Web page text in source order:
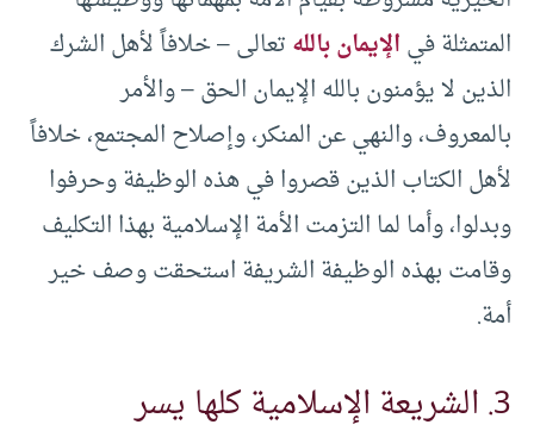
المتمثلة فيالإيمان باللهتعالى – خلافاً لأهل الشرك
الذين لا يؤمنون بالله الإيمان الحق – والأمر
بالمعروف، والنهي عن المنكر، وإصلاح المجتمع، خلافاً
لأهل الكتاب الذين قصروا في هذه الوظيفة وحرفوا
وبدلوا، وأما لما التزمت الأمة الإسلامية بهذا التكليف
وقامت بهذه الوظيفة الشريفة استحقت وصف خير
أمة.
3. الشريعة الإسلامية كلها يسر